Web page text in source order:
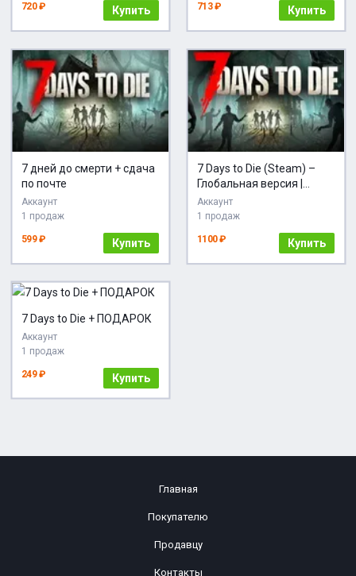
720 ₽ Купить 713 ₽ Купить
7 дней до смерти + сдача
по почте
Аккаунт
1 продаж
599 ₽ Купить
7 Days to Die (Steam) –
Глобальная версия |
Личный аккаунт | Полный
доступ |
Аккаунт
1 продаж
1100 ₽ Купить
7 Days to Die + ПОДАРОК
Аккаунт
1 продаж
249 ₽ Купить
Главная
Покупателю
Продавцу
Контакты